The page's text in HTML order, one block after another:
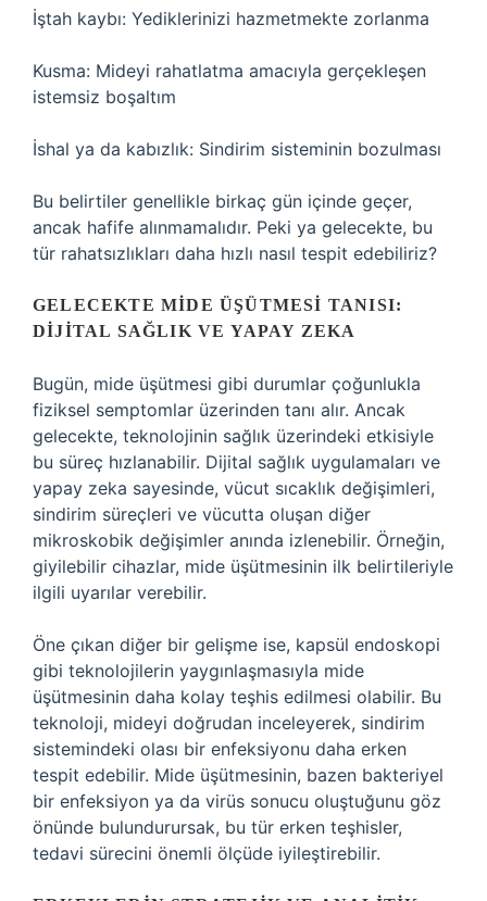
İştah kaybı: Yediklerinizi hazmetmekte zorlanma
Kusma: Mideyi rahatlatma amacıyla gerçekleşen
istemsiz boşaltım
İshal ya da kabızlık: Sindirim sisteminin bozulması
Bu belirtiler genellikle birkaç gün içinde geçer,
ancak hafife alınmamalıdır. Peki ya gelecekte, bu
tür rahatsızlıkları daha hızlı nasıl tespit edebiliriz?
GELECEKTE MIDE ÜŞÜTMESI TANISI:
DIJITAL SAĞLIK VE YAPAY ZEKA
Bugün, mide üşütmesi gibi durumlar çoğunlukla
fiziksel semptomlar üzerinden tanı alır. Ancak
gelecekte, teknolojinin sağlık üzerindeki etkisiyle
bu süreç hızlanabilir. Dijital sağlık uygulamaları ve
yapay zeka sayesinde, vücut sıcaklık değişimleri,
sindirim süreçleri ve vücutta oluşan diğer
mikroskobik değişimler anında izlenebilir. Örneğin,
giyilebilir cihazlar, mide üşütmesinin ilk belirtileriyle
ilgili uyarılar verebilir.
Öne çıkan diğer bir gelişme ise, kapsül endoskopi
gibi teknolojilerin yaygınlaşmasıyla mide
üşütmesinin daha kolay teşhis edilmesi olabilir. Bu
teknoloji, mideyi doğrudan inceleyerek, sindirim
sistemindeki olası bir enfeksiyonu daha erken
tespit edebilir. Mide üşütmesinin, bazen bakteriyel
bir enfeksiyon ya da virüs sonucu oluştuğunu göz
önünde bulundurursak, bu tür erken teşhisler,
tedavi sürecini önemli ölçüde iyileştirebilir.